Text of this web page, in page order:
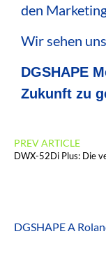
den
Wir sehen
DGSHAPE
Zukunft zu
PREV ARTICLE
DGSHAPE A